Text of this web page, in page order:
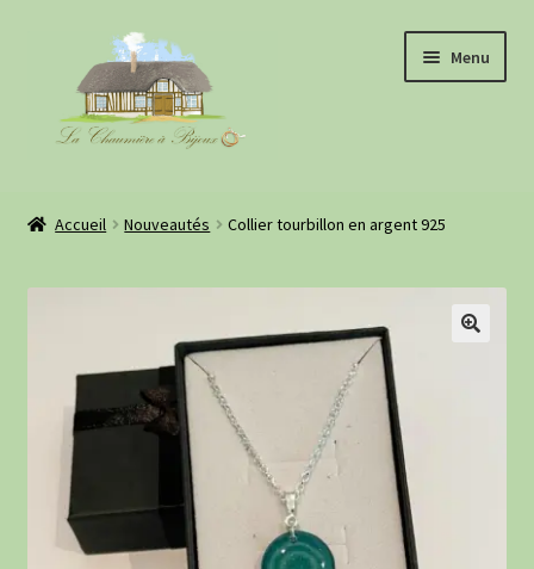
navigation
contenu
Menu
Retours clientes
Informations pratiques
Accueil Nouveautés Collier tourbillon en argent 925